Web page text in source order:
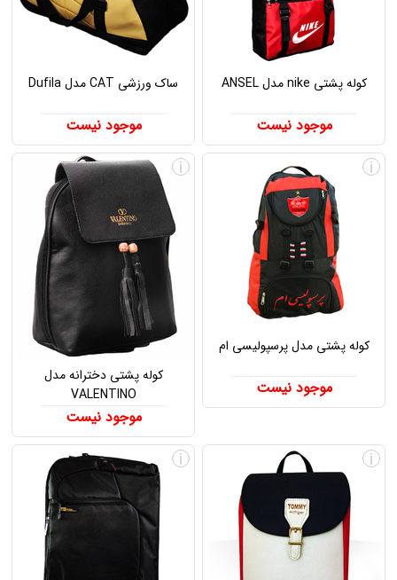
کوله پشتی nike مدل ANSEL
موجود نیست
ساک ورزشی CAT مدل Dufila
موجود نیست
کوله پشتی مدل پرسپولیسی ام
موجود نیست
i
کوله پشتی دخترانه مدل
VALENTINO
موجود نیست
i
i
i